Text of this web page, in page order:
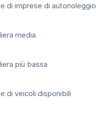
di imprese di autonoleggio
media
più bassa
di veicoli disponibili